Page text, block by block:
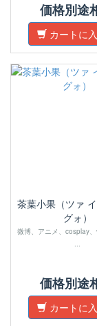
価格別途
カートに
茶葉小果（ツァ
グォ）
微博、アニメ、cosplay
...
価格別途
カートに